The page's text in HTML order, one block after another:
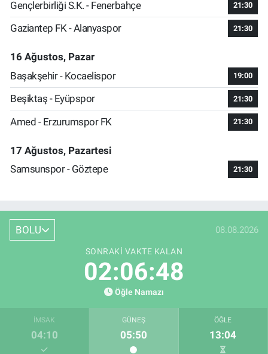
Gençlerbirliği S.K. - Fenerbahçe 21:30
Gaziantep FK - Alanyaspor 21:30
16 Ağustos, Pazar
Başakşehir - Kocaelispor
19:00
Beşiktaş - Eyüpspor 21:30
Amed - Erzurumspor FK 21:30
17 Ağustos, Pazartesi
Samsunspor - Göztepe
21:30
BOLU 08.08.2026
SONRAKI VAKTE KALAN
02:06:47
Öğle Namazı
İMSAK
04:10
GÜNEŞ
05:50
ÖĞLE
13:04